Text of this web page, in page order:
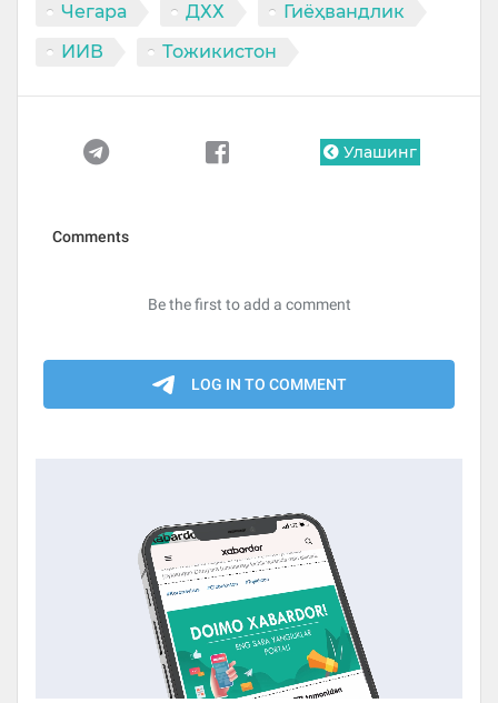
Чегара ДХХ
Гиёҳвандлик
ИИВ
Тожикистон
Улашинг